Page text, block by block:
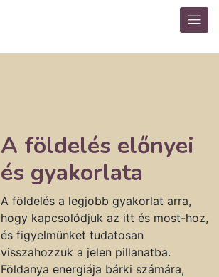
A földelés előnyei
és gyakorlata
A földelés a legjobb gyakorlat arra,
hogy kapcsolódjuk az itt és most-hoz,
és figyelmünket tudatosan
visszahozzuk a jelen pillanatba.
Földanya energiája bárki számára,